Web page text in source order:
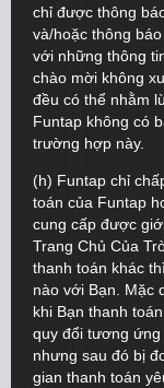
chỉ được thông
và/hoặc thông
với những thông
chào mời không
đều có thể nhằm
Funtap không có
trường hợp này.
(h) Funtap chỉ
toán của Funtap
cung cấp được
Trang Chủ Của
thanh toán khác
nào với Bạn. Mặc
khi Bạn thanh
quy đổi tương ứng
nhưng sau đó bị
gian thanh toán